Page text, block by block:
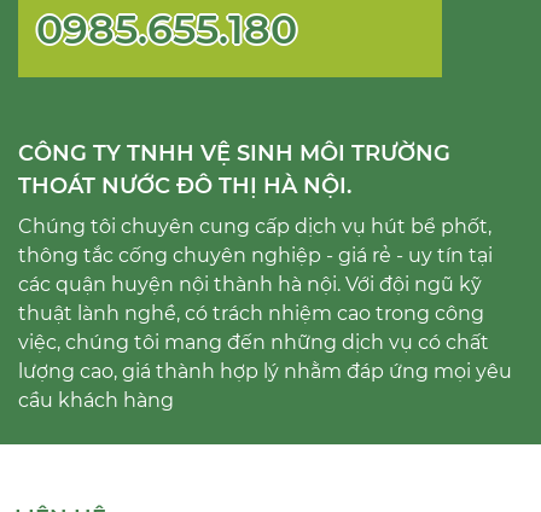
0985.655.180
CÔNG TY TNHH VỆ SINH MÔI TRƯỜNG
THOÁT NƯỚC ĐÔ THỊ HÀ NỘI.
Chúng tôi chuyên cung cấp dịch vụ hút bể phốt,
thông tắc cống chuyên nghiệp - giá rẻ - uy tín tại
các quận huyện nội thành hà nội. Với đội ngũ kỹ
thuật lành nghề, có trách nhiệm cao trong công
việc, chúng tôi mang đến những dịch vụ có chất
lượng cao, giá thành hợp lý nhằm đáp ứng mọi yêu
cầu khách hàng